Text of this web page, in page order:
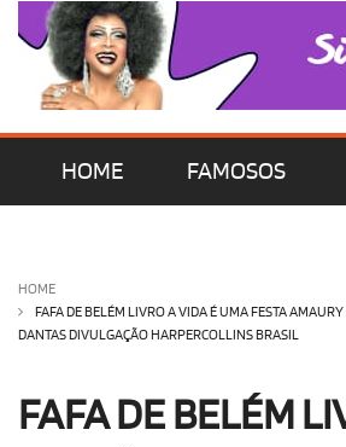
HOME FAMOSOS
HOME
FAFA DE BELÉM LIVRO A VIDA É UMA FESTA
DANTAS DIVULGAÇÃO HARPERCOLLINS BRASIL
FAFA DE BELÉM